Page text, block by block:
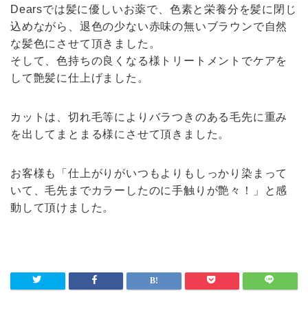
Dearsでは髪に優しいお薬で、色素と栄養分を髪に閉じ
込めながら、退色の少ない赤味の無いブラウンで自然
な髪色にさせて頂きました。
そして、色持ちの良くなる様トリートメントでケアを
して艶髪に仕上げました。
カットは、切れ毛等によりバラつきのある毛先に重み
を出してまとまる様にさせて頂きました。
お客様も「仕上がりがいつもよりもしっかり染まって
いて、毛先までカラーしたのに手触りが艶々！」と感
動して頂けました。